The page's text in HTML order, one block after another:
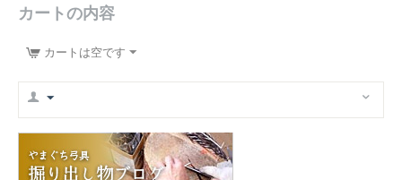
カートの内容
カートは空です